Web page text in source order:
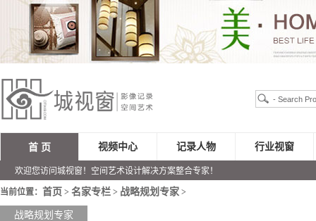
首 页
欢迎您访问城视窗！空间艺术设计解决方案整合专家！
视频中心 记录人物 行业视窗
当前位置： 首页 > 名家专栏 > 战略规划专家 >
战略规划专家